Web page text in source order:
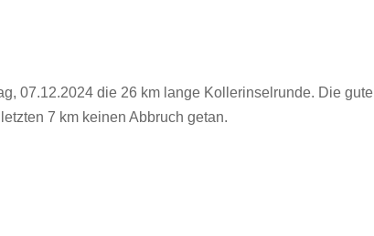
07.12.2024 die 26 km lange Kollerinselrunde. Die gute
7 km keinen Abbruch getan.